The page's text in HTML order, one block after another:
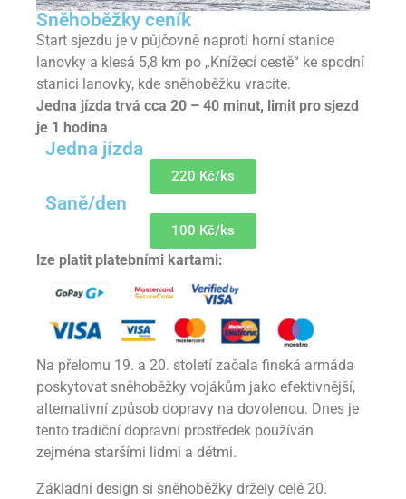
Sněhoběžky ceník
Start sjezdu je v půjčovně naproti horní stanice
lanovky a klesá 5,8 km po „Knížecí cestě“ ke spodní
stanici lanovky, kde sněhoběžku vracíte.
Jedna jízda trvá cca 20 – 40 minut, limit pro sjezd
je 1 hodina
Jedna jízda
220 Kč/ks
Saně/den
100 Kč/ks
lze platit platebními kartami:
Na přelomu 19. a 20. století začala finská armáda
poskytovat sněhoběžky vojákům jako efektivnější,
alternativní způsob dopravy na dovolenou. Dnes je
tento tradiční dopravní prostředek používán
zejména staršími lidmi a dětmi.
Základní design si sněhoběžky držely celé 20.